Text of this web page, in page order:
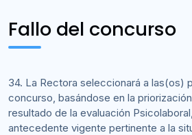
Fallo del concurso
34. La Rectora seleccionará a las(os)
concurso, basándose en la
resultado de la evaluación
antecedente vigente pertinente a la